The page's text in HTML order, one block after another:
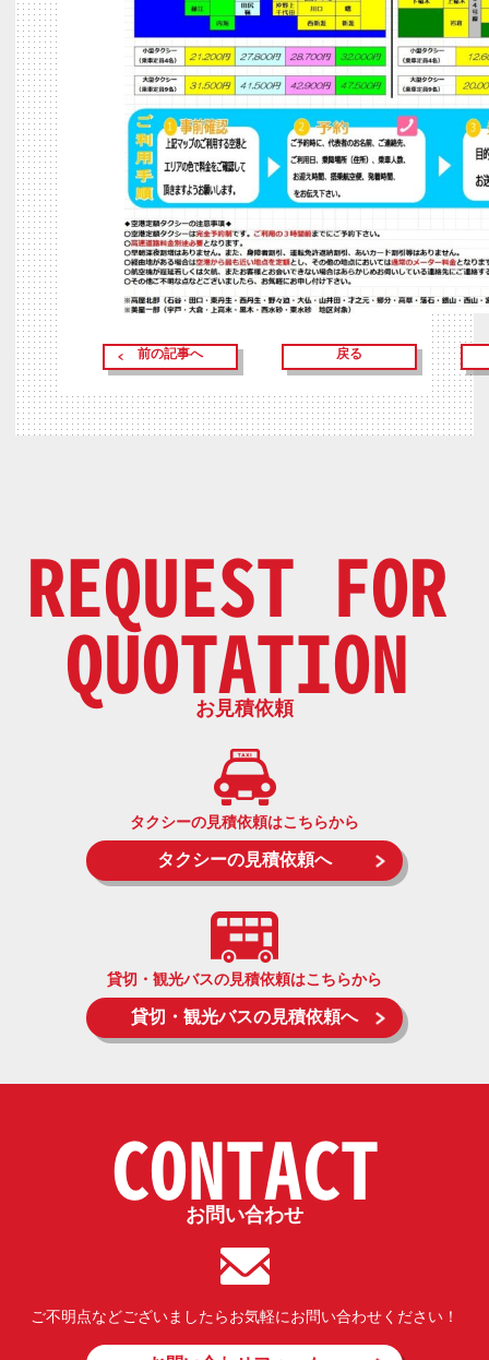
前の記事へ 戻る
REQUEST FOR
QUOTATION
お見積依頼
タクシーの見積依頼はこちらから
タクシーの見積依頼へ
貸切・観光バスの見積依頼はこちらから
貸切・観光バスの見積依頼へ
CONTACT
お問い合わせ
ご不明点などございましたらお気軽にお問い合わせください！